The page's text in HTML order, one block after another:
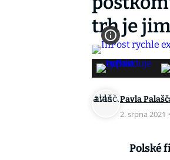
trh je
Pavla
2. srpna 2021 ·
Polské